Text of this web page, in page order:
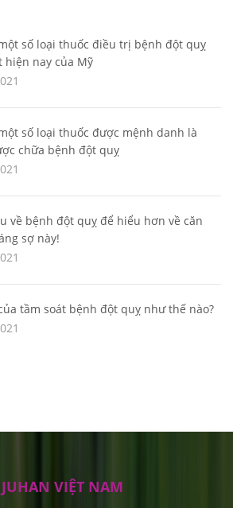
số loại thuốc điều trị bệnh đột quỵ
hiện nay của Mỹ
số loại thuốc được mệnh danh là
chữa bệnh đột quỵ
về bệnh đột quỵ để hiểu hơn về căn
sợ này!
tầm soát bệnh đột quỵ như thế nào?
VIỆT NAM